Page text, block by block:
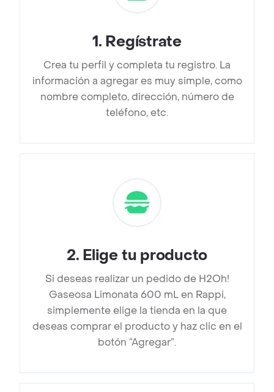
1. Regístrate
Crea tu perfil y completa tu registro. La
información a agregar es muy simple, como
nombre completo, dirección, número de
teléfono, etc.
2. Elige tu producto
Si deseas realizar un pedido de H2Oh!
Gaseosa Limonata 600 mL en Rappi,
simplemente elige la tienda en la que
deseas comprar el producto y haz clic en el
botón “Agregar”.